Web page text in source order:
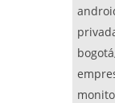
bogotá